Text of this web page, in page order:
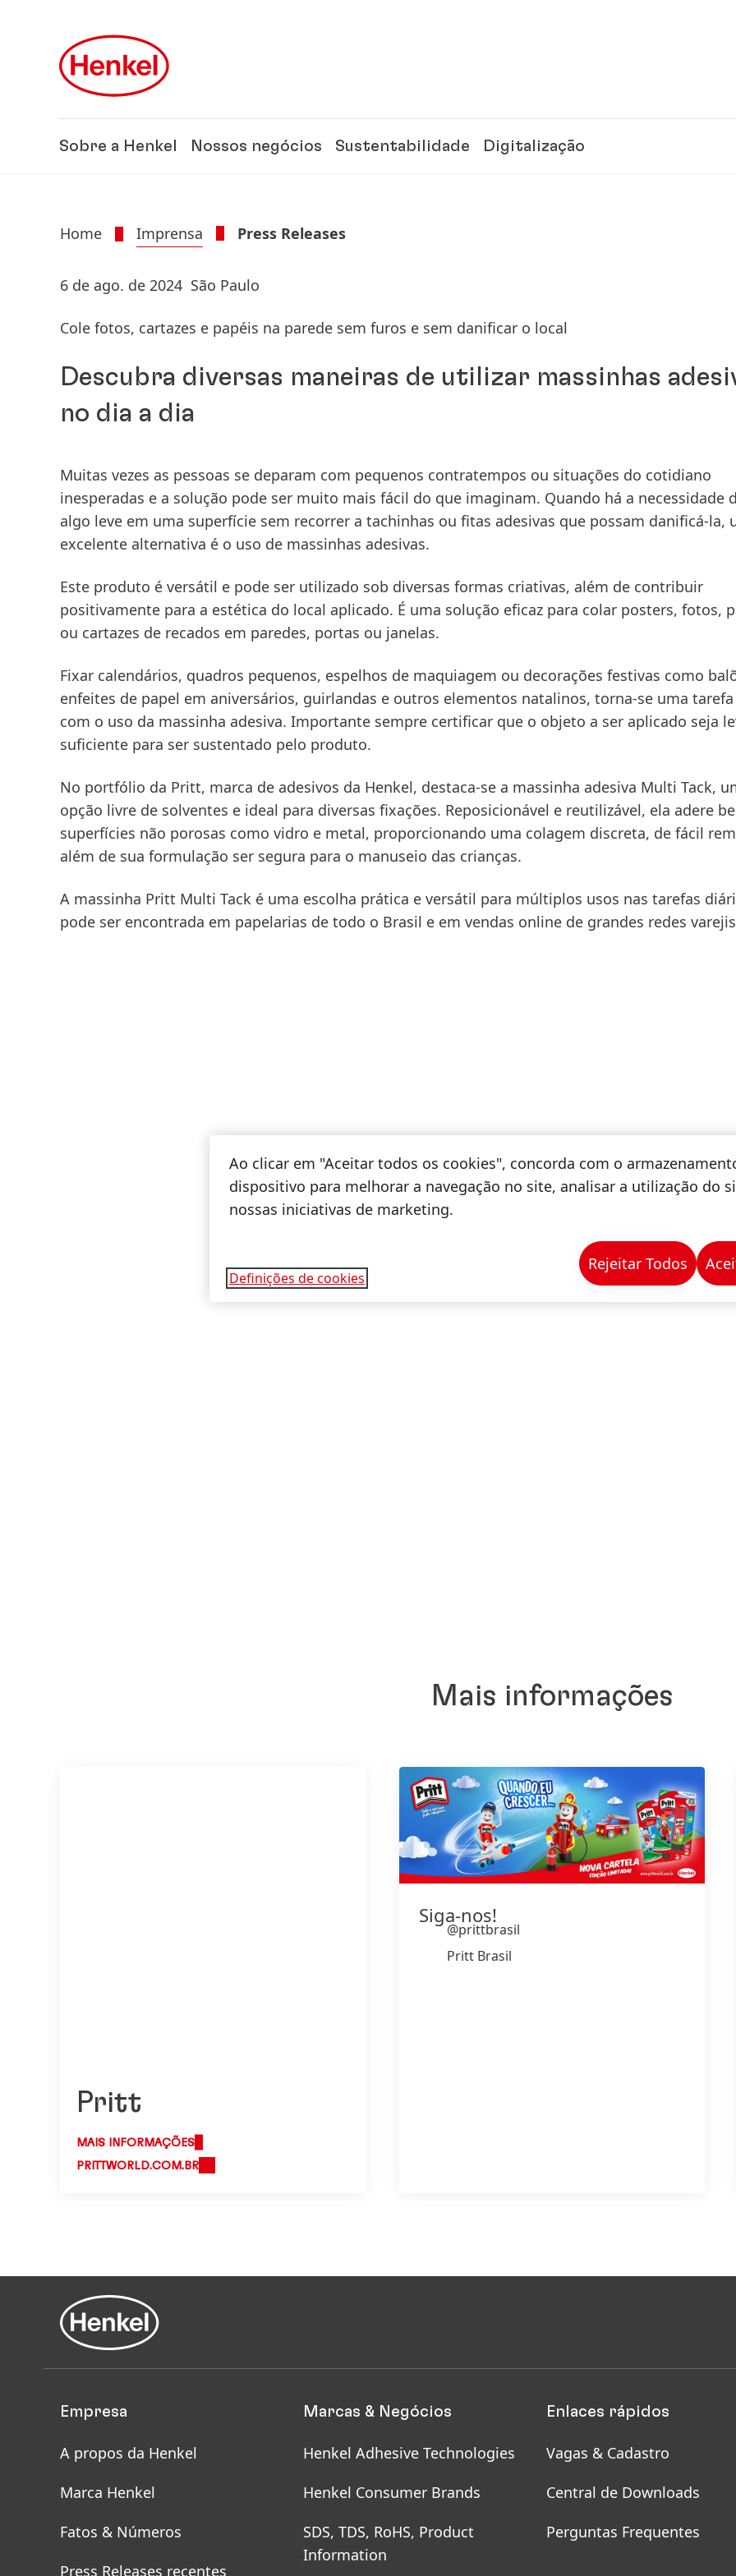
Sobre a Henkel Nossos negócios Sustentabilidade Digitalização
Home Imprensa Press Releases
6 de ago. de 2024 São Paulo
Cole fotos, cartazes e papéis na parede sem furos e sem danificar o local
Descubra diversas maneiras de utilizar massinhas
no dia a dia
Muitas vezes as pessoas se deparam com pequenos contratempos ou situações do cotidiano
inesperadas e a solução pode ser muito mais fácil do que imaginam. Quando há a necessidade
algo leve em uma superfície sem recorrer a tachinhas ou fitas adesivas que possam danificá-la,
excelente alternativa é o uso de massinhas adesivas.
Este produto é versátil e pode ser utilizado sob diversas formas criativas, além de contribuir
positivamente para a estética do local aplicado. É uma solução eficaz para colar posters, fotos,
ou cartazes de recados em paredes, portas ou janelas.
Fixar calendários, quadros pequenos, espelhos de maquiagem ou decorações festivas como
enfeites de papel em aniversários, guirlandas e outros elementos natalinos, torna-se uma
com o uso da massinha adesiva. Importante sempre certificar que o objeto a ser aplicado seja
suficiente para ser sustentado pelo produto.
No portfólio da Pritt, marca de adesivos da Henkel, destaca-se a massinha adesiva Multi Tack,
opção livre de solventes e ideal para diversas fixações. Reposicionável e reutilizável, ela adere
superfícies não porosas como vidro e metal, proporcionando uma colagem discreta, de fácil
além de sua formulação ser segura para o manuseio das crianças.
A massinha Pritt Multi Tack é uma escolha prática e versátil para múltiplos usos nas tarefas
pode ser encontrada em papelarias de todo o Brasil e em vendas online de grandes redes
Mais informações
Pritt
MAIS INFORMAÇÕES
PRITTWORLD.COM.BR
Siga-nos!
@prittbrasil
Pritt Brasil
Empresa
A propos da Henkel
Marca Henkel
Fatos & Números
Press Releases recentes
Marcas & Negócios
Henkel Adhesive Technologies
Henkel Consumer Brands
SDS, TDS, RoHS, Product
Information
Enlaces rápidos
Vagas & Cadastro
Central de Downloads
Perguntas Frequentes
Ao clicar em "Aceitar todos os cookies", concorda com o
dispositivo para melhorar a navegação no site, analisar a utilização do
nossas iniciativas de marketing.
Definições de cookies
Rejeitar Todos